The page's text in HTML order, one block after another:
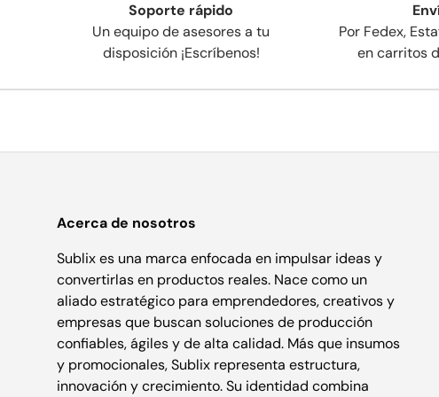
Soporte rápido
Un equipo de asesores a tu
disposición ¡Escríbenos!
Por Fedex,
en carritos
Acerca de nosotros
Sublix es una marca enfocada en impulsar ideas y
convertirlas en productos reales. Nace como un
aliado estratégico para emprendedores, creativos y
empresas que buscan soluciones de producción
confiables, ágiles y de alta calidad. Más que insumos
y promocionales, Sublix representa estructura,
innovación y crecimiento. Su identidad combina